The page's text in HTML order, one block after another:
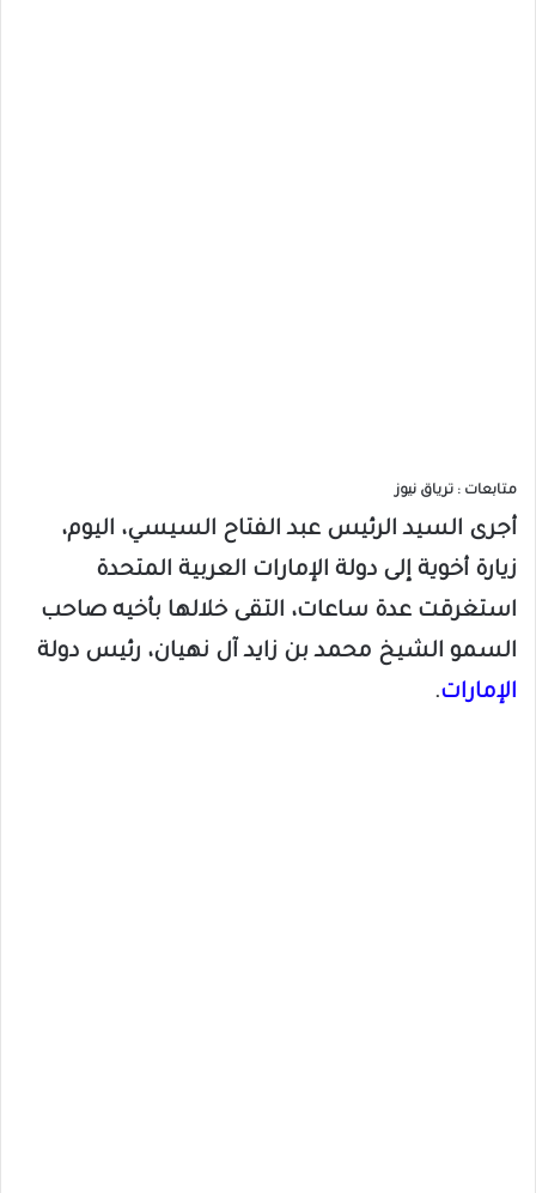
متابعات : ترياق نيوز
أجرى السيد الرئيس عبد الفتاح السيسي، اليوم،
زيارة أخوية إلى دولة الإمارات العربية المتحدة
استغرقت عدة ساعات، التقى خلالها بأخيه صاحب
السمو الشيخ محمد بن زايد آل نهيان، رئيس دولة
الإمارات.